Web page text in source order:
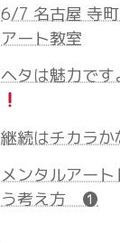
6/7 名古屋 寺
アート教室
ヘタは魅力で
継続はチカラか
メンタルアー
う考え方 ❶